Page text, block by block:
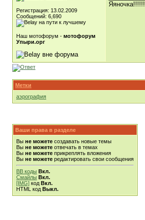
Регистрация: 13.02.2009
Сообщений: 6,690
Наш мотофорум - мотофорум
Упыри.орг
Яяночка!!!!!!
Метки
аэрография
Ваши права в разделе
Вы не можете создавать новые темы
Вы не можете отвечать в темах
Вы не можете прикреплять вложения
Вы не можете редактировать свои сообщения
BB коды Вкл.
Смайлы Вкл.
[IMG] код Вкл.
HTML код Выкл.